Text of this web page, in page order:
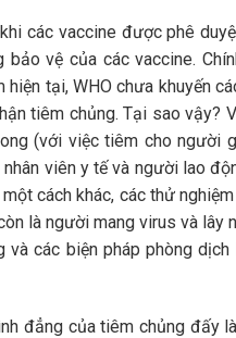
các vaccine được phê
vệ của các vaccine.
tại, WHO chưa khuyến
tiêm chủng. Tại sao vậy?
(với việc tiêm cho người
viên y tế và người lao
cách khác, các thử
là người mang virus và lây
và các biện pháp phòng
đẳng của tiêm chủng đấy